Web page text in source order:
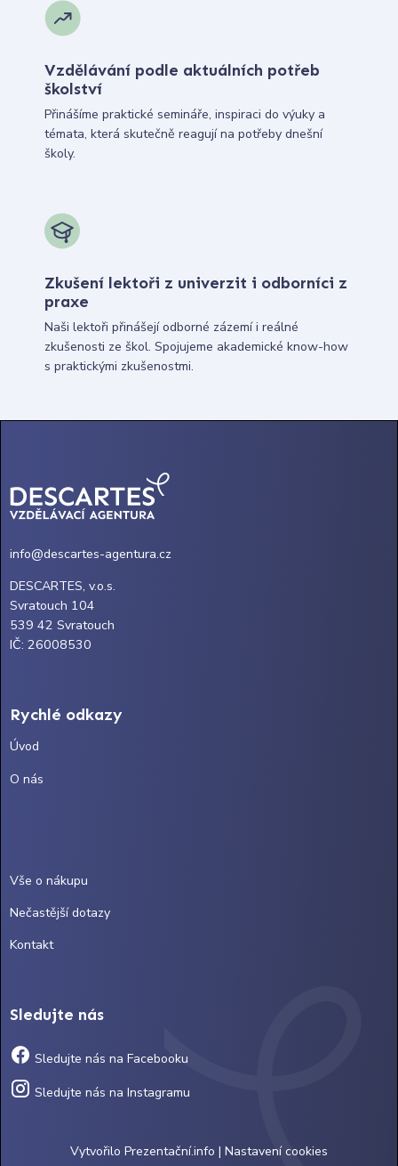
Vzdělávání podle aktuálních potřeb
školství
Přinášíme praktické semináře, inspiraci do výuky a
témata, která skutečně reagují na potřeby dnešní
školy.
Zkušení lektoři z univerzit i odborníci z
praxe
Naši lektoři přinášejí odborné zázemí i reálné
zkušenosti ze škol. Spojujeme akademické know-how
s praktickými zkušenostmi.
info@descartes-agentura.cz
DESCARTES, v.o.s.
Svratouch 104
539 42 Svratouch
IČ: 26008530
Rychlé odkazy
Úvod
O nás
Vše o nákupu
Nečastější dotazy
Kontakt
Sledujte nás
Sledujte nás na Facebooku
Sledujte nás na Instagramu
Vytvořilo Prezentační.info | Nastavení cookies